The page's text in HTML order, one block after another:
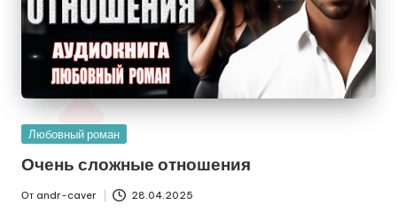
Опубликовано
Любовный роман
Очень сложные отношения
От andr-caver 28.04.2025